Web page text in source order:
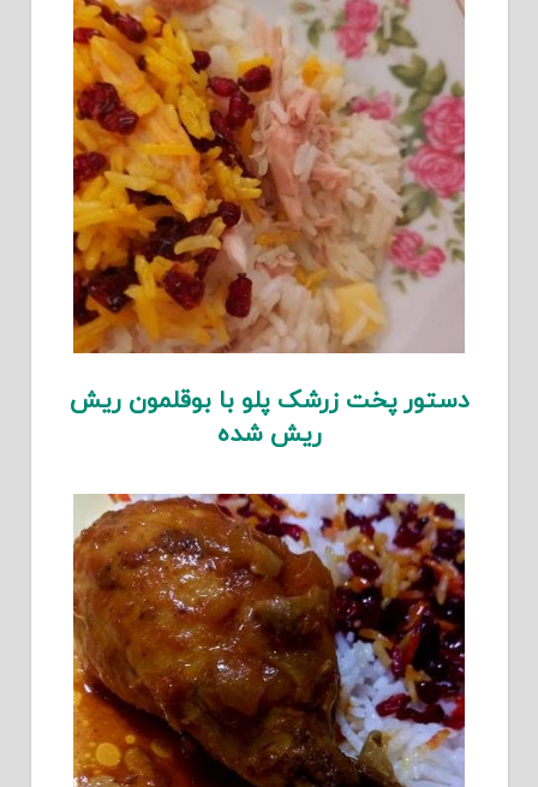
دستور پخت زرشک پلو با بوقلمون ریش
ریش شده